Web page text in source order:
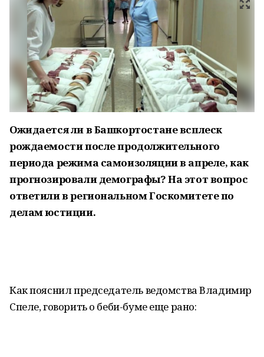
Ожидается ли в Башкортостане всплеск
рождаемости после продолжительного
периода режима самоизоляции в апреле, как
прогнозировали демографы? На этот вопрос
ответили в региональном Госкомитете по
делам юстиции.
Как пояснил председатель ведомства Владимир
Спеле, говорить о беби-буме еще рано: